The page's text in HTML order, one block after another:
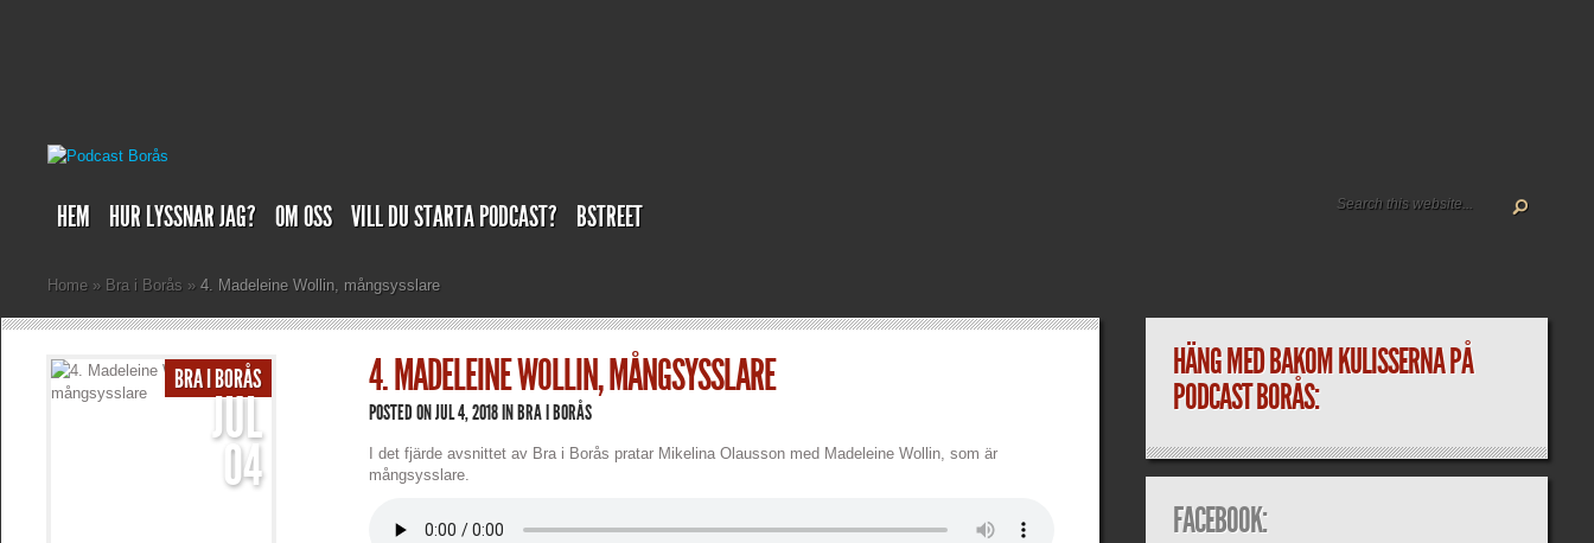
HEM HUR LYSSNAR JAG? OM OSS VILL DU STARTA PODCAST? BSTREET
Home » Bra i Borås » 4. Madeleine Wollin, mångsysslare
BRA I BORÅS
JUL
04
4. MADELEINE WOLLIN, MÅNGSYSSLARE
POSTED ON JUL 4, 2018 INBRA I BORÅS
I det fjärde avsnittet av Bra i Borås pratar Mikelina Olausson med Madeleine Wollin, som är
mångsysslare.
HÄNG MED BAKOM KULISSERNA PÅ
PODCAST BORÅS:
FACEBOOK: